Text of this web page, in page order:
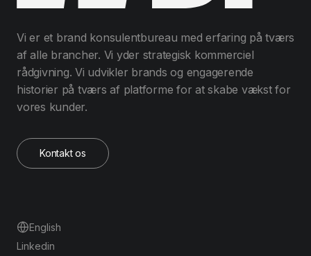
Vi er et brand konsulentbureau med erfaring på tværs
af alle brancher. Vi yder strategisk kommerciel
rådgivning. Vi udvikler brands og engagerende
historier på tværs af platforme for at skabe vækst for
vores kunder.
Kontakt os
English
Linkedin